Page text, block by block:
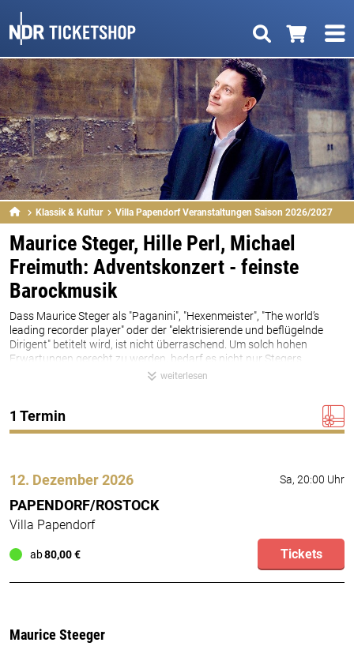
Klassik & Kultur Villa Papendorf Veranstaltungen Saison 2026/2027
Maurice Steger, Hille Perl, Michael
Freimuth: Adventskonzert - feinste
Barockmusik
Dass Maurice Steger als "Paganini", "Hexenmeister", "The world’s
leading recorder player" oder der "elektrisierende und beflügelnde
Dirigent" betitelt wird, ist nicht überraschend. Um solch hohen
Erwartungen gerecht zu werden, bedarf es nicht nur Stegers
erstaunenswerter Technik, sondern auch Charisma, Intellekt und
zwischenmenschlichen Kommunikation, präziser, intensiver und
unverwechselbarer als Sprache und von größerer emotionaler
sondern auch ein Weg, die widersprüchlichsten Aspekte des Lebens
sozial zu integrieren.
weiterlesen
1 Termin
12. Dezember 2026 Sa, 20:00 Uhr
PAPENDORF/ROSTOCK
Villa Papendorf
ab80,00 € Tickets
Maurice Steeger